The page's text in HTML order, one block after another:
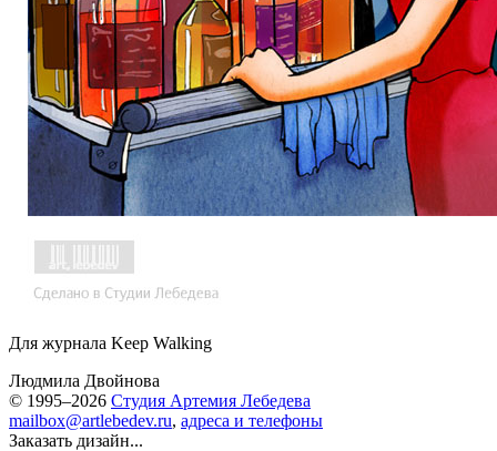
Для журнала Keep Walking
Людмила Двойнова
© 1995–2026 Студия Артемия Лебедева
mailbox@artlebedev.ru, адреса и телефоны
Заказать дизайн...